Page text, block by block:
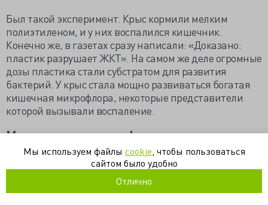
Был такой эксперимент. Крыс кормили мелким
полиэтиленом, и у них воспалился кишечник.
Конечно же, в газетах сразу написали: «Доказано:
пластик разрушает ЖКТ». На самом же деле огромные
дозы пластика стали субстратом для развития
бактерий. У крыс стала мощно развиваться богатая
кишечная микрофлора, некоторые представители
которой вызывали воспаление.
Микрочастицы везде!
Но что, если пластик всё же влияет на наше здоровье
сам по себе? Всё-таки как-то неприятно, что есть
некие частицы, которые проникают в нас и,
возможно, даже накапливаются в тканях и клетках.
Мы используем файлы cookie , чтобы пользоваться
сайтом было удобно
Отлично